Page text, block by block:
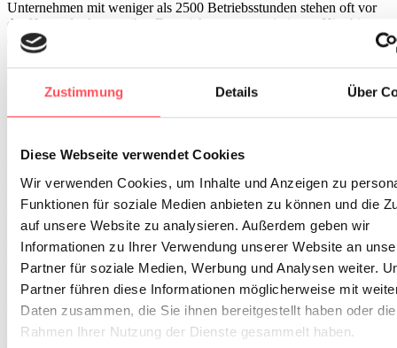
Zustimmung Details Über
Diese Webseite verwendet Cookies
Wir verwenden Cookies, um Inhalte und Anzeigen zu
Funktionen für soziale Medien anbieten zu können und die
auf unsere Website zu analysieren. Außerdem geben wir
Informationen zu Ihrer Verwendung unserer Website an
Partner für soziale Medien, Werbung und Analysen weiter.
Partner führen diese Informationen möglicherweise mit
Daten zusammen, die Sie ihnen bereitgestellt haben oder
Rahmen Ihrer Nutzung der Dienste gesammelt haben.
Unternehmen mit weniger als 2500 Betriebsstunden stehen oft vor
der Herausforderung, ihre Energiekosten zu optimieren. Hier bietet
die strategische Anwendung von Peak Shaving durch
Batteriespeichersysteme eine effektive Lösung. Diese Technik
ermöglicht es, Energie während Niedriglastzeiten zu speichern und
während Spitzenzeiten zu nutzen, wodurch Lastprofile geglättet
werden. Dies verbessert nicht nur die Effizienz der Netznutzung,
sondern auch die Netzunterstützung, was letztlich zu niedrigeren
Unternehmen, die mehr als 2500 Stunden jährlich betrieben werden,
entdecken durch Peak Shaving weiteres Optimierungspotenzial.
Batteriespeichersysteme bieten die Möglichkeit, Leistungspreise
durch die Eliminierung von 15-Minuten-Energiespitzen deutlich zu
reduzieren. Sie verbessern die Verbrauchseffizienz, indem sie die
Batterien in Zeiten niedriger Preise laden und während
Hochpreisphasen entladen und damit die Energieausgaben
optimieren. Zusätzlich tragen diese Systeme zur Steigerung der
Nachhaltigkeit bei, indem sie den PV-Eigenverbrauch erhöhen und
die Energienutzung an umweltfreundliche Praktiken anpassen.